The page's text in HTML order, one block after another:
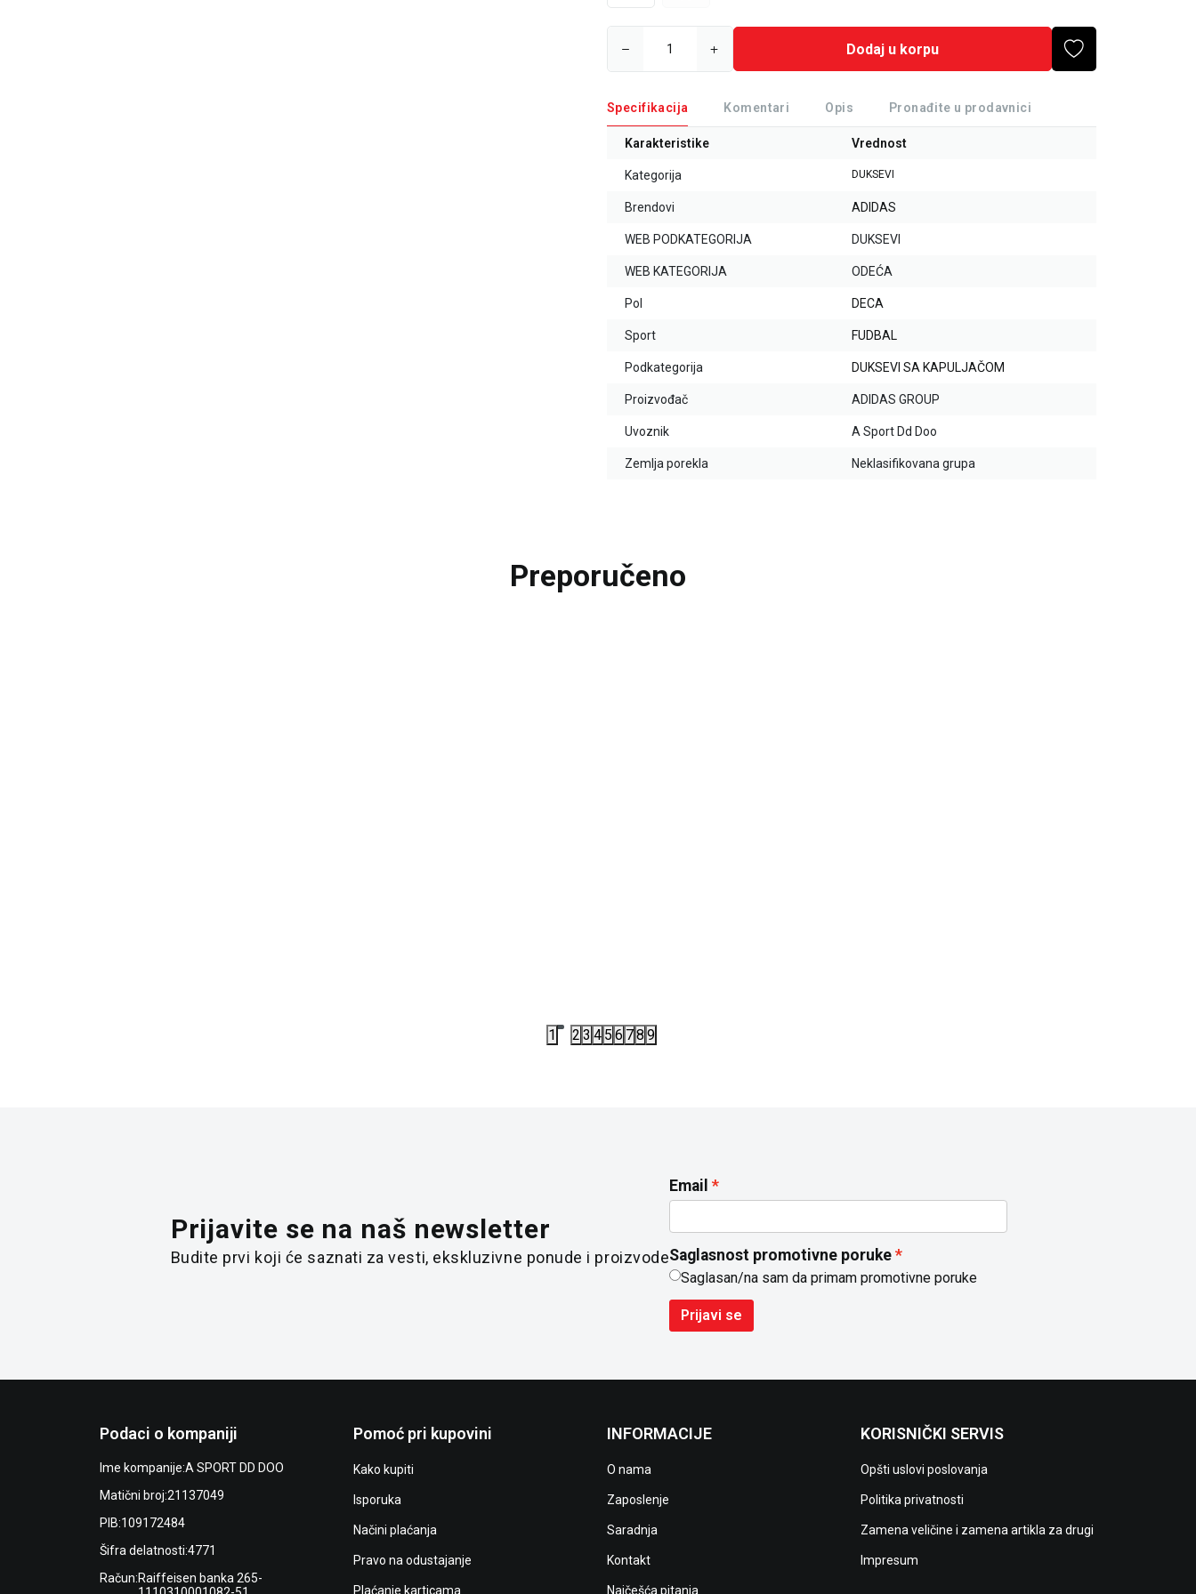
Dodaj u korpu
Specifikacija Komentari Opis Pronađite u prodavnici
Karakteristike Vrednost
Kategorija DUKSEVI
Brendovi ADIDAS
WEB PODKATEGORIJA DUKSEVI
WEB KATEGORIJA ODEĆA
Pol DECA
Sport FUDBAL
Podkategorija DUKSEVI SA KAPULJAČOM
Proizvođač ADIDAS GROUP
Uvoznik A Sport Dd Doo
Zemlja porekla Neklasifikovana grupa
Preporučeno
1 2 3 4 5 6 78 9
Prijavite se na naš newsletter
Budite prvi koji će saznati za vesti, ekskluzivne ponude i proizvode
Email
Saglasnost promotivne poruke
Saglasan/na sam da primam promotivne poruke
Prijavi se
Podaci o kompaniji
Ime kompanije:A SPORT DD DOO
Matični broj:21137049
PIB:109172484
Šifra delatnosti:4771
Račun:Raiffeisen banka 265-
Pomoć pri kupovini
Kako kupiti
Isporuka
Načini plaćanja
Pravo na odustajanje
Plaćanje karticama
INFORMACIJE
O nama
Zaposlenje
Saradnja
Kontakt
Najčešća pitanja
KORISNIČKI SERVIS
Opšti uslovi poslovanja
Politika privatnosti
Zamena veličine i zamena artikla za drugi
Impresum